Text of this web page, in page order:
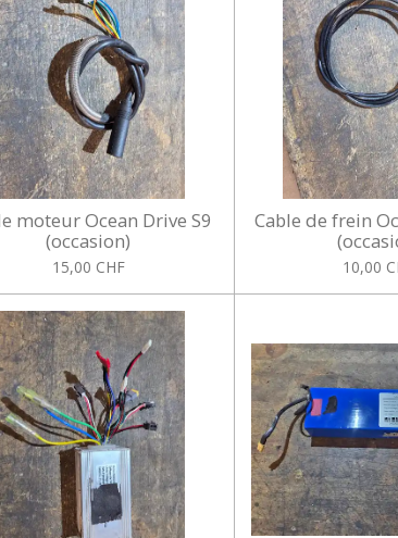
moteur Ocean Drive S9
(occasion)
15,00 CHF
Cable de frein
10,00